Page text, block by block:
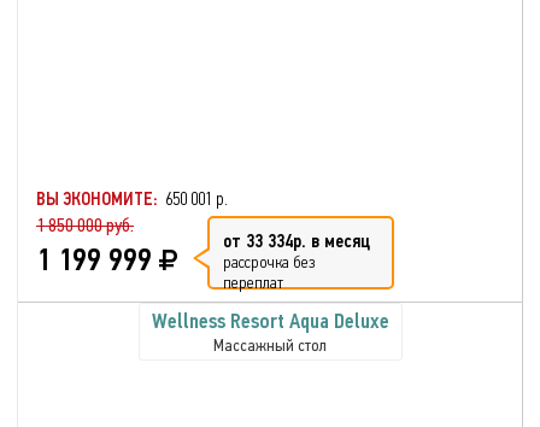
ВЫ ЭКОНОМИТЕ: 650 001 р.
1 850 000 руб.
1 199 999 от 33 334р. в месяц
рассрочка без
переплат
Wellness Resort Aqua Deluxe
Массажный стол